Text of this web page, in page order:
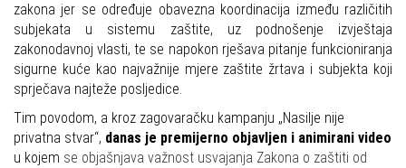
zakona jer se određuje obavezna koordinacija između različitih
subjekata u sistemu zaštite, uz podnošenje izvještaja
zakonodavnoj vlasti, te se napokon rješava pitanje funkcioniranja
sigurne kuće kao najvažnije mjere zaštite žrtava i subjekta koji
sprječava najteže posljedice.
Tim povodom, a kroz zagovaračku kampanju „Nasilje nije
privatna stvar“, danas je premijerno objavljen i animirani video
u kojem se objašnjava važnost usvajanja Zakona o zaštiti od